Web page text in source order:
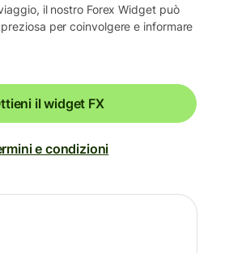
il nostro Forex Widget può
per coinvolgere e informare
il widget FX
e condizioni